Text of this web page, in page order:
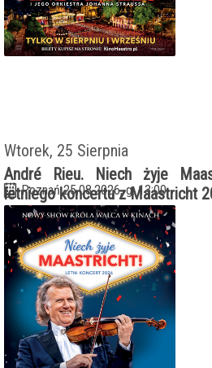
Wtorek, 25 Sierpnia
André Rieu. Niech żyje
letniego koncertu z Maastricht
Poznań 25.08.2026, g. 13:00